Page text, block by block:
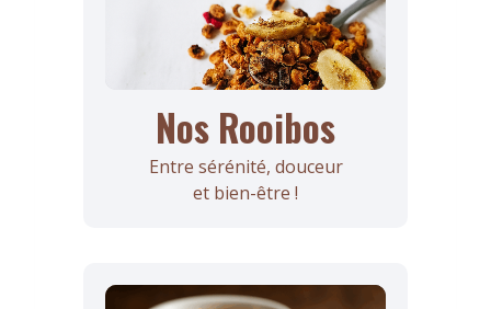
Nos Rooibos
Entre sérénité, douceur
et bien-être !